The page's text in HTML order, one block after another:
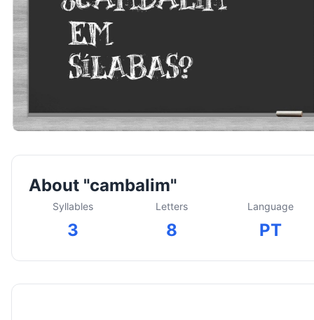
About "cambalim"
Syllables
3
Letters
8
Language
PT